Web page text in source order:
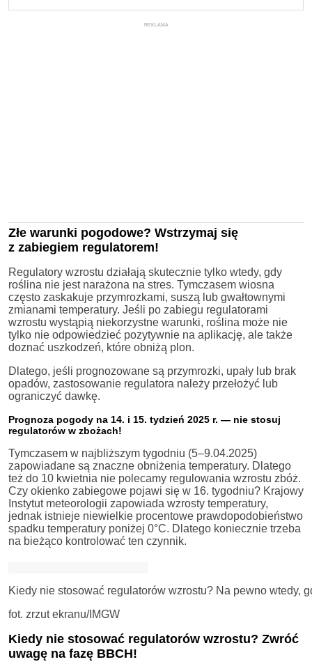
REKLAMA
Złe warunki pogodowe? Wstrzymaj się
z zabiegiem regulatorem!
Regulatory wzrostu działają skutecznie tylko wtedy, gdy
roślina nie jest narażona na stres. Tymczasem wiosna
często zaskakuje przymrozkami, suszą lub gwałtownymi
zmianami temperatury. Jeśli po zabiegu regulatorami
wzrostu wystąpią niekorzystne warunki, roślina może nie
tylko nie odpowiedzieć pozytywnie na aplikację, ale także
doznać uszkodzeń, które obniżą plon.
Dlatego, jeśli prognozowane są przymrozki, upały lub brak
opadów, zastosowanie regulatora należy przełożyć lub
ograniczyć dawkę.
Prognoza pogody na 14. i 15. tydzień 2025 r. — nie stosuj
regulatorów w zbożach!
Tymczasem w najbliższym tygodniu (5–9.04.2025)
zapowiadane są znaczne obniżenia temperatury. Dlatego
też do 10 kwietnia nie polecamy regulowania wzrostu zbóż.
Czy okienko zabiegowe pojawi się w 16. tygodniu? Krajowy
Instytut meteorologii zapowiada wzrosty temperatury,
jednak istnieje niewielkie procentowe prawdopodobieństwo
spadku temperatury poniżej 0°C. Dlatego koniecznie trzeba
na bieżąco kontrolować ten czynnik.
Kiedy nie stosować regulatorów wzrostu? Na pewno wtedy,
fot. zrzut ekranu/IMGW
Kiedy nie stosować regulatorów wzrostu? Zwróć
uwagę na fazę BBCH!